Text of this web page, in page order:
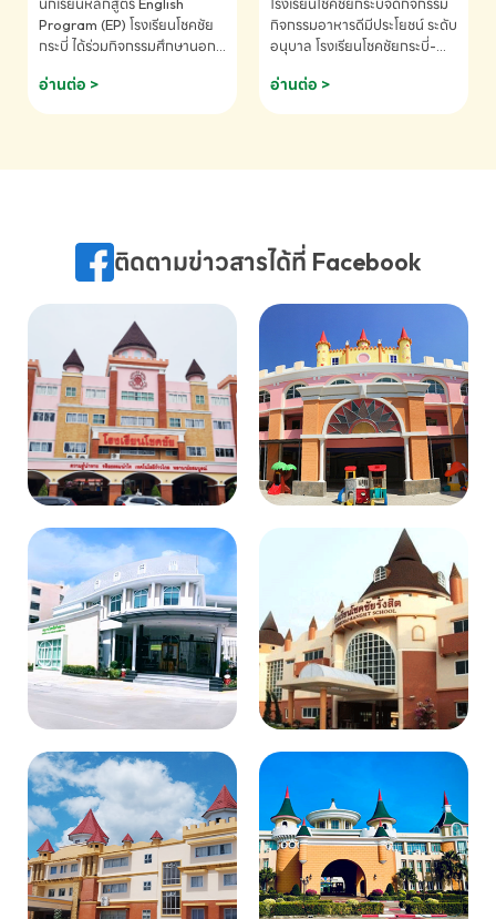
K2(Grop) โรงเรียนโชคชัยกระบี่-
สอบถามข้อมูลเพิ่มเติม โทร.
075-691910
6)
Program (EP) โรงเรียนโชคชัย
กระบี่ ได้ร่วมกิจกรรมศึกษานอก
ชมภาพยนตร์ Toy Story 5
(Soundtrack)เพื่อเสริมทักษะ
ภาษา ผ่านประสบการณ์การเรียนรู้
075-691910
อ่านต่อ >
กิจกรรมอาหารดีมีประโยชน์ ระดับ
อนุบาล โรงเรียนโชคชัยกระบี่-
075-691910
อ่านต่อ >
ติดตามข่าวสารได้ที่ Facebook